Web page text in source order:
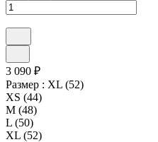
3 090 ₽
Размер : XL (52)
XS (44)
M (48)
L (50)
XL (52)